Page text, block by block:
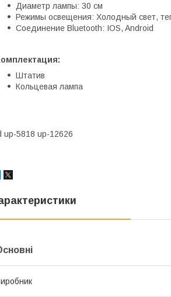
Диаметр лампы: 30 см
Режимы освещения: Холодный свет,
Соединение Bluetooth: IOS, Android
Штатив
Кольцевая лампа
up-5818 up-12626